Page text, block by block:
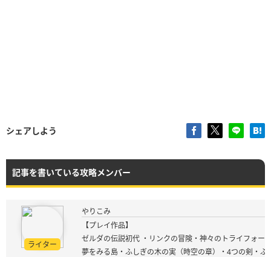
シェアしよう
記事を書いている攻略メンバー
ライター
やりこみ
【プレイ作品】
ゼルダの伝説初代 ・リンクの冒険・神々のトライフォー
夢をみる島・ふしぎの木の実（時空の章）・4つの剣・ふ